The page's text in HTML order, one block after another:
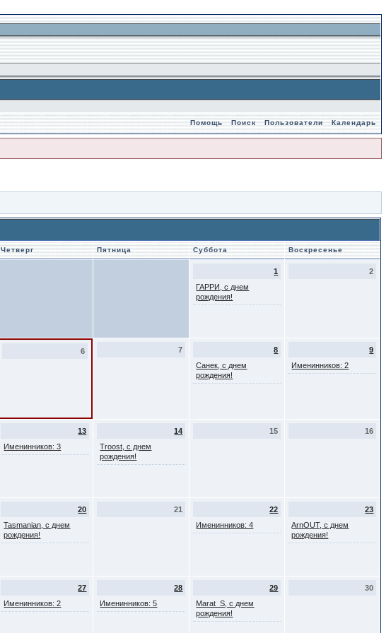
Помощь Поиск Пользователи Календарь
Четверг Пятница Суббота Воскресенье
1
ГАРРИ, с днем
рождения!
2
6 7
8
Санек, с днем
рождения!
9
Именинников: 2
13
Именинников: 3
14
Troost, с днем
рождения!
15 16
20
Tasmanian, с днем
рождения!
21
22
Именинников: 4
23
ArnOUT, с днем
рождения!
27
Именинников: 2
28
Именинников: 5
29
Marat_S, с днем
рождения!
30